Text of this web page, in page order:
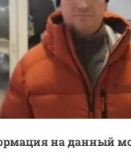
на данный